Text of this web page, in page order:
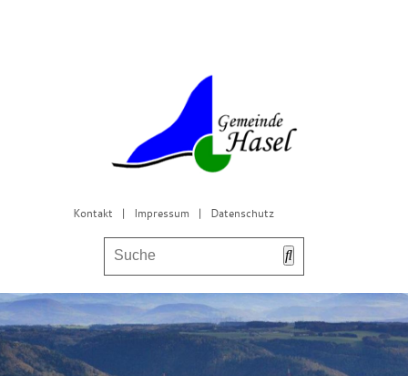
Kontakt | Impressum | Datenschutz
Bürgerservice & Gemeinderat